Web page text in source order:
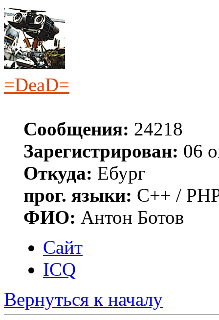
=DeaD=
Сообщения: 24218
Зарегистрирован: 06
Откуда: Ебург
прог. языки: C++ /
ФИО: Антон Ботов
Сайт
ICQ
Вернуться к началу